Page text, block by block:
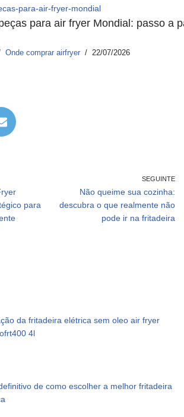
para air fryer Mondial: passo a
Onde comprar airfryer 22/07/2026
para
SEGUINTE
Não queime sua cozinha:
descubra o que realmente não
pode ir na fritadeira
da fritadeira elétrica sem oleo air fryer
4l
de como escolher a melhor fritadeira